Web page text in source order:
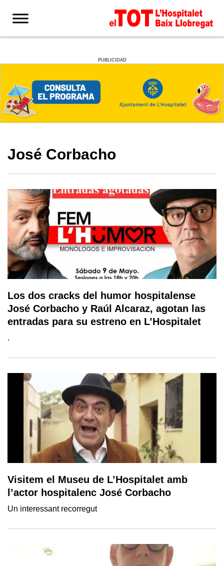
PUBLICIDAD
José Corbacho
Los dos cracks del humor hospitalense
José Corbacho y Raúl Alcaraz, agotan las
entradas para su estreno en L’Hospitalet
.
Visitem el Museu de L’Hospitalet amb
l’actor hospitalenc José Corbacho
Un interessant recorregut